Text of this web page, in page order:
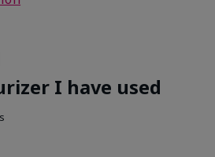
I have used